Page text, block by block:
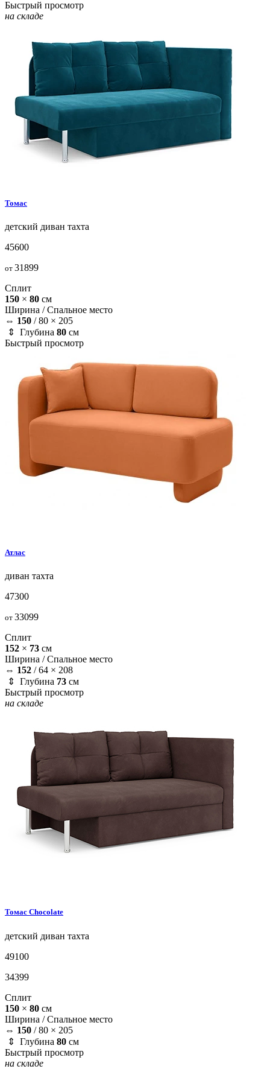
Быстрый просмотр
на складе
Томас
детский диван тахта
45600
от 31899
Сплит
150 × 80 см
Ширина /Спальное место
⇔ 150 /80 × 205
⇕ Глубина 80 см
Быстрый просмотр
Атлас
диван тахта
47300
от 33099
Сплит
152 × 73 см
Ширина /Спальное место
⇔ 152 /64 × 208
⇕ Глубина 73 см
Быстрый просмотр
на складе
Томас Chocolate
детский диван тахта
49100
34399
Сплит
150 × 80 см
Ширина /Спальное место
⇔ 150 /80 × 205
⇕ Глубина 80 см
Быстрый просмотр
на складе